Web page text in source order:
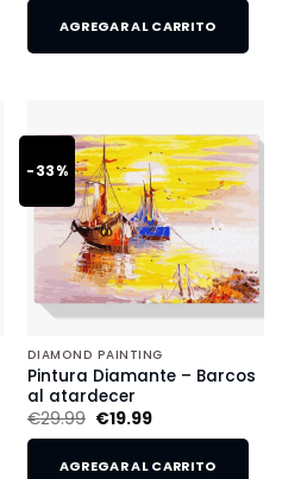
AGREGAR AL CARRITO
-33%
DIAMOND PAINTING
Pintura Diamante – Barcos
al atardecer
€29.99 €19.99
AGREGAR AL CARRITO